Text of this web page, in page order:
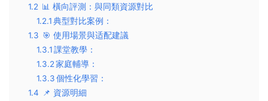
1.2 📊 ​​橫向評測：與同類資源對比​​
1.2.1​​典型對比案例​​：
1.3 🎯 ​​使用場景與适配建議​​
1.3.1​​課堂教學​​：
1.3.2​​家庭輔導​​：
1.3.3​​個性化學習​​：
1.4
📌 ​​資源明細​​